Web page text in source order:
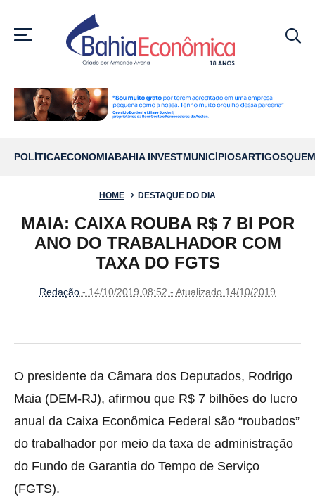
MENU
POLÍTICAECONOMIABAHIA INVESTMUNICÍPIOSARTIGOS
HOME DESTAQUE DO DIA
MAIA: CAIXA ROUBA R$ 7 BI POR
ANO DO TRABALHADOR COM
TAXA DO FGTS
Redação - 14/10/2019 08:52 - Atualizado 14/10/2019
O presidente da Câmara dos Deputados, Rodrigo
Maia (DEM-RJ), afirmou que R$ 7 bilhões do lucro
anual da Caixa Econômica Federal são “roubados”
do trabalhador por meio da taxa de administração
do Fundo de Garantia do Tempo de Serviço
(FGTS).